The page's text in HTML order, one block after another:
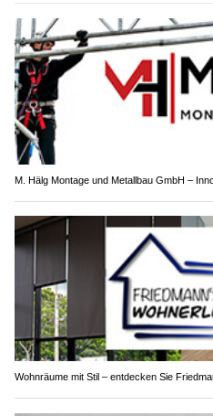
M. Hälg Montage und Metallbau GmbH –
Wohnräume mit Stil – entdecken Sie